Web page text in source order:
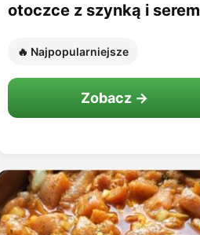
otoczce z szynką i serem
🔥 Najpopularniejsze
Zobacz →